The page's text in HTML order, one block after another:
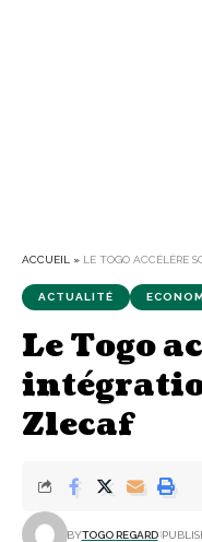
ACCUEIL » LE TOGO ACCÉLÈRE
ACTUALITÉ
Le Togo
Zlecaf
BYTOGO REGARD